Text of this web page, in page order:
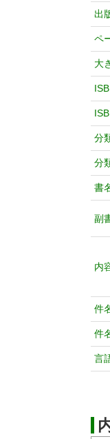
出
ペ
大
分
分
書
副
内
件
件
言